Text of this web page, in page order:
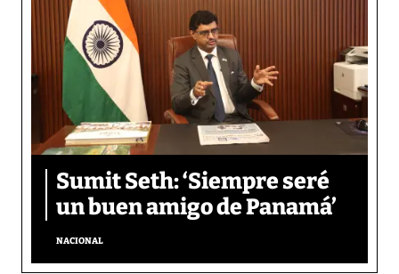
Sumit Seth: ‘Siempre seré
un buen amigo de Panamá’
NACIONAL